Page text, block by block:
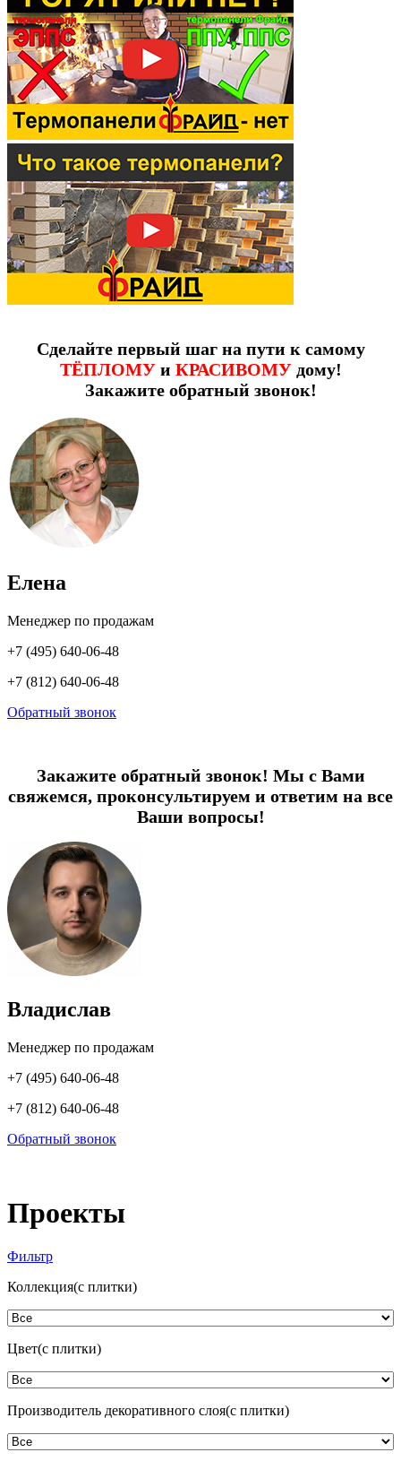
Сделайте первый шаг на пути к самому
ТЁПЛОМУи КРАСИВОМУдому!
Закажите обратный звонок!
Елена
Менеджер по продажам
+7 (495) 640-06-48
+7 (812) 640-06-48
Обратный звонок
Закажите обратный звонок! Мы с Вами
свяжемся, проконсультируем и ответим на все
Ваши вопросы!
Владислав
Менеджер по продажам
+7 (495) 640-06-48
+7 (812) 640-06-48
Обратный звонок
Проекты
Фильтр
Коллекция(с плитки)
Цвет(с плитки)
Производитель декоративного слоя(с плитки)